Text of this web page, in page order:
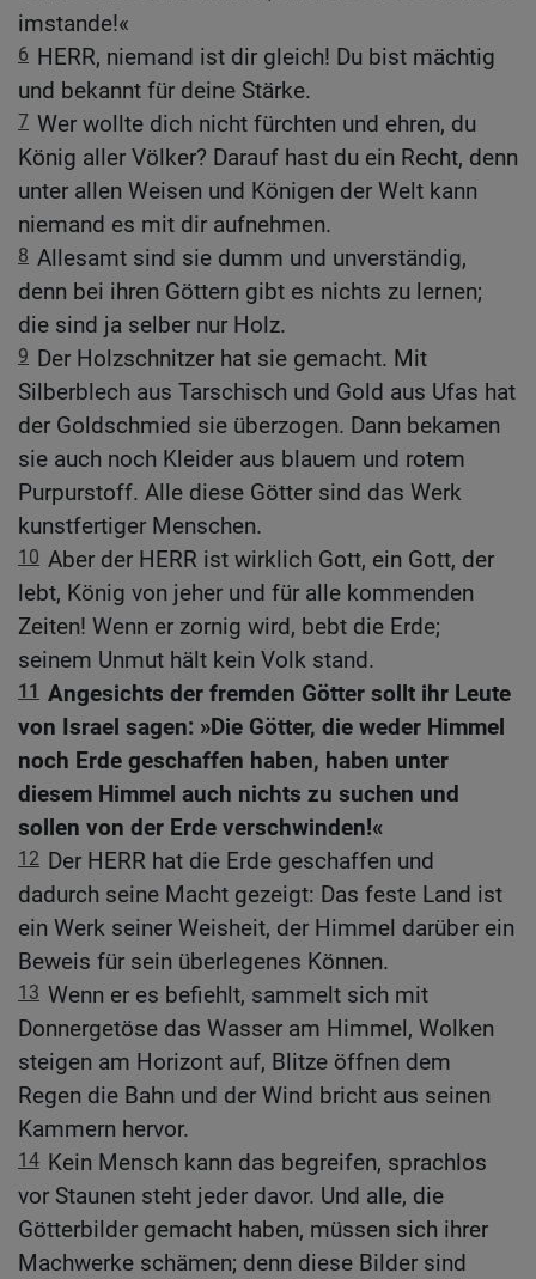
imstande!«
6 HERR, niemand ist dir gleich! Du bist mächtig
und bekannt für deine Stärke.
7 Wer wollte dich nicht fürchten und ehren, du
König aller Völker? Darauf hast du ein Recht, denn
unter allen Weisen und Königen der Welt kann
niemand es mit dir aufnehmen.
8 Allesamt sind sie dumm und unverständig,
denn bei ihren Göttern gibt es nichts zu lernen;
die sind ja selber nur Holz.
9 Der Holzschnitzer hat sie gemacht. Mit
Silberblech aus Tarschisch und Gold aus Ufas hat
der Goldschmied sie überzogen. Dann bekamen
sie auch noch Kleider aus blauem und rotem
Purpurstoff. Alle diese Götter sind das Werk
kunstfertiger Menschen.
10 Aber der HERR ist wirklich Gott, ein Gott, der
lebt, König von jeher und für alle kommenden
Zeiten! Wenn er zornig wird, bebt die Erde;
seinem Unmut hält kein Volk stand.
11 Angesichts der fremden Götter sollt ihr Leute
von Israel sagen: »Die Götter, die weder Himmel
noch Erde geschaffen haben, haben unter
diesem Himmel auch nichts zu suchen und
sollen von der Erde verschwinden!«
12 Der HERR hat die Erde geschaffen und
dadurch seine Macht gezeigt: Das feste Land ist
ein Werk seiner Weisheit, der Himmel darüber ein
Beweis für sein überlegenes Können.
13 Wenn er es befiehlt, sammelt sich mit
Donnergetöse das Wasser am Himmel, Wolken
steigen am Horizont auf, Blitze öffnen dem
Regen die Bahn und der Wind bricht aus seinen
Kammern hervor.
14 Kein Mensch kann das begreifen, sprachlos
vor Staunen steht jeder davor. Und alle, die
Götterbilder gemacht haben, müssen sich ihrer
Machwerke schämen; denn diese Bilder sind